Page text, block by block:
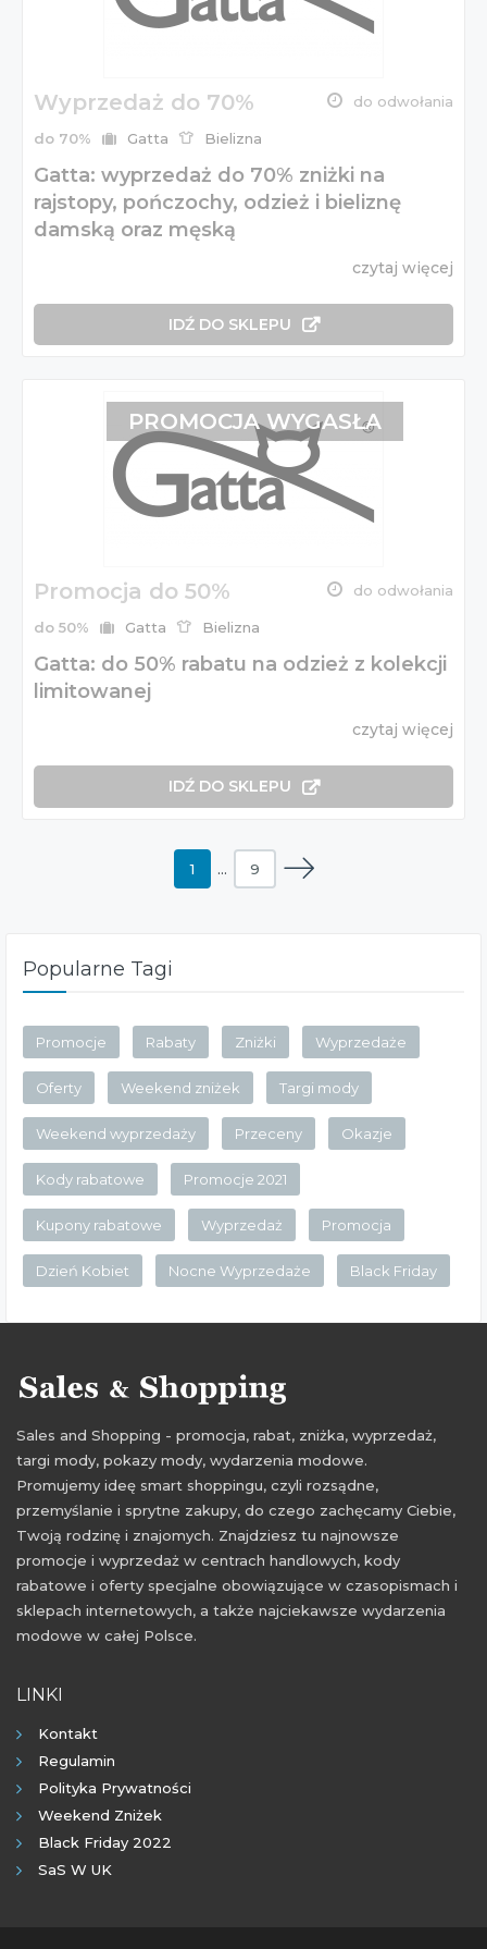
Wyprzedaż do 70% do odwołania
do 70% Gatta Bielizna
Gatta: wyprzedaż do 70% zniżki na
rajstopy, pończochy, odzież i bieliznę
damską oraz męską
czytaj więcej
IDŹ DO SKLEPU
Promocja do 50% do odwołania
do 50% Gatta Bielizna
Gatta: do 50% rabatu na odzież z kolekcji
limitowanej
czytaj więcej
IDŹ DO SKLEPU
PROMOCJA WYGASŁA
1 … 9
Popularne Tagi
Promocje Rabaty Zniżki Wyprzedaże
Oferty Weekend zniżek Targi mody
Weekend wyprzedaży Przeceny Okazje
Kody rabatowe Promocje 2021
Kupony rabatowe Wyprzedaż Promocja
Dzień Kobiet Nocne Wyprzedaże Black Friday
Sales and Shopping - promocja, rabat, zniżka, wyprzedaż,
targi mody, pokazy mody, wydarzenia modowe.
Promujemy ideę smart shoppingu, czyli rozsądne,
przemyślanie i sprytne zakupy, do czego zachęcamy Ciebie,
Twoją rodzinę i znajomych. Znajdziesz tu najnowsze
promocje i wyprzedaż w centrach handlowych, kody
rabatowe i oferty specjalne obowiązujące w czasopismach i
sklepach internetowych, a także najciekawsze wydarzenia
modowe w całej Polsce.
LINKI
Kontakt
Regulamin
Polityka Prywatności
Weekend Zniżek
Black Friday 2022
SaS W UK